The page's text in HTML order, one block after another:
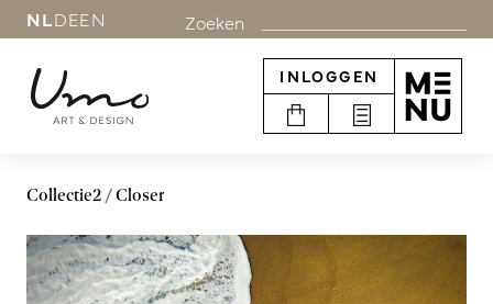
NLDEEN Zoeken
INLOGGEN
Collectie2 Closer